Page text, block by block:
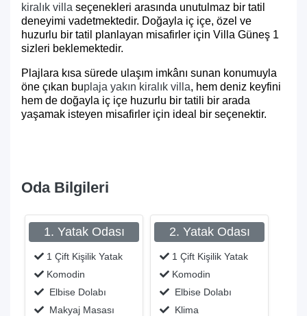
kiralık villa seçenekleri arasında unutulmaz bir tatil
deneyimi vadetmektedir. Doğayla iç içe, özel ve
huzurlu bir tatil planlayan misafirler için Villa Güneş 1
sizleri beklemektedir.
Plajlara kısa sürede ulaşım imkânı sunan konumuyla
öne çıkan buplaja yakın kiralık villa, hem deniz keyfini
hem de doğayla iç içe huzurlu bir tatili bir arada
yaşamak isteyen misafirler için ideal bir seçenektir.
Oda Bilgileri
1. Yatak Odası
1 Çift Kişilik Yatak
Komodin
Elbise Dolabı
Makyaj Masası
2. Yatak Odası
1 Çift Kişilik Yatak
Komodin
Elbise Dolabı
Klima